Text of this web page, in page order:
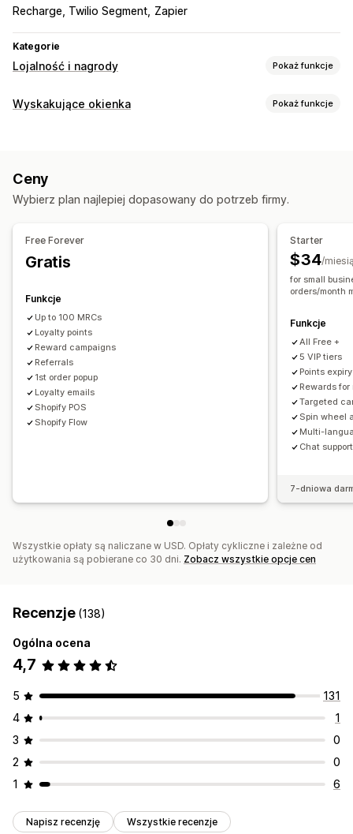
Recharge, Twilio Segment Zapier
Kategorie
Lojalność i nagrody Pokaż funkcje
Rodzaje programów
Nagrody, które można zaoferować
Nagrody POS
Darmowe produkty
Wczesny dostęp
Niestandardowe nagrody
Wyskakujące okienka Pokaż funkcje
Wyskakujące okienka z recenzjami
Niestandardowe wyskakujące okienka
Ceny
Wybierz plan najlepiej dopasowany do potrzeb firmy.
Free Forever
Gratis
Funkcje
Up to 100 MRCs
Loyalty points
Reward campaigns
Referrals
1st order popup
Loyalty emails
Shopify POS
Shopify Flow
Starter
$34/
for small
orders/month
Funkcje
All Free +
5 VIP tiers
Points expiry
Rewards
Targeted
Spin wheel
Multi-
Chat support
7-dniowa
Wszystkie opłaty są naliczane w USD. Opłaty cykliczne i zależne od
użytkowania są pobierane co 30 dni. Zobacz wszystkie opcje cen
Recenzje (138)
Ogólna ocena
4,7
5
131
4
1
3
0
2
0
1
6
Napisz recenzję Wszystkie recenzje